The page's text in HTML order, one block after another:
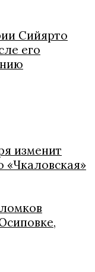
Сийярто
его
изменит